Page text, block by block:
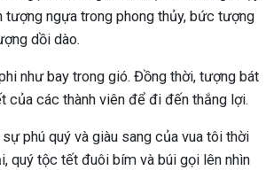
tượng ngựa trong phong thủy, bức tượng
dồi dào.
như bay trong gió. Đồng thời, tượng bát
của các thành viên để đi đến thắng lợi.
phú quý và giàu sang của vua tôi thời
quý tộc tết đuôi bím và búi gọi lên nhìn